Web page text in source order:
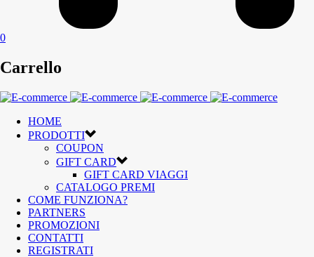
0
Carrello
HOME
PRODOTTI
COUPON
GIFT CARD
GIFT CARD VIAGGI
CATALOGO PREMI
COME FUNZIONA?
PARTNERS
PROMOZIONI
CONTATTI
REGISTRATI